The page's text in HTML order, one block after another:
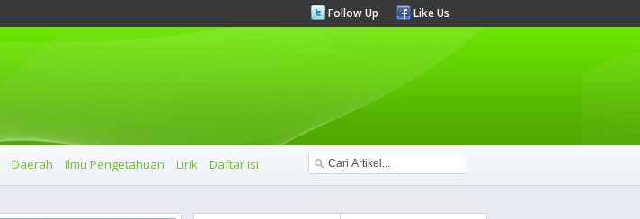
Follow Up Like Us
Daerah Ilmu Pengetahuan Lirik Daftar Isi